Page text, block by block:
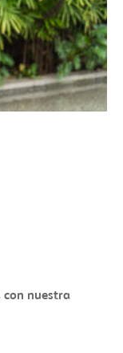
con nuestra